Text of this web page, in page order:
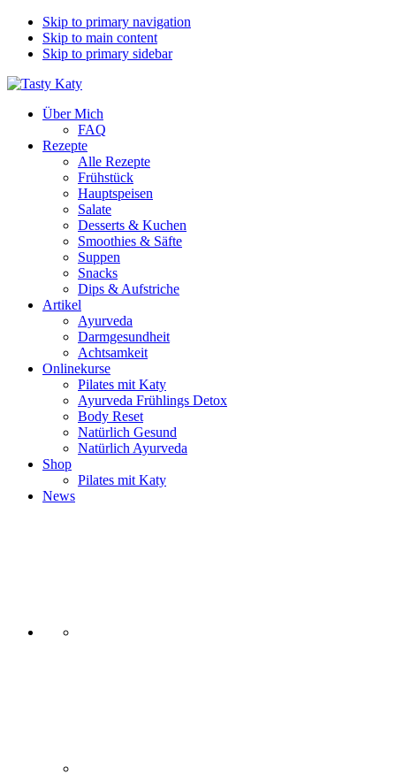
Skip to primary navigation
Skip to main content
Skip to primary sidebar
Über Mich
FAQ
Rezepte
Alle Rezepte
Frühstück
Hauptspeisen
Salate
Desserts & Kuchen
Smoothies & Säfte
Suppen
Snacks
Dips & Aufstriche
Artikel
Ayurveda
Darmgesundheit
Achtsamkeit
Onlinekurse
Pilates mit Katy
Ayurveda Frühlings Detox
Body Reset
Natürlich Gesund
Natürlich Ayurveda
Shop
Pilates mit Katy
News